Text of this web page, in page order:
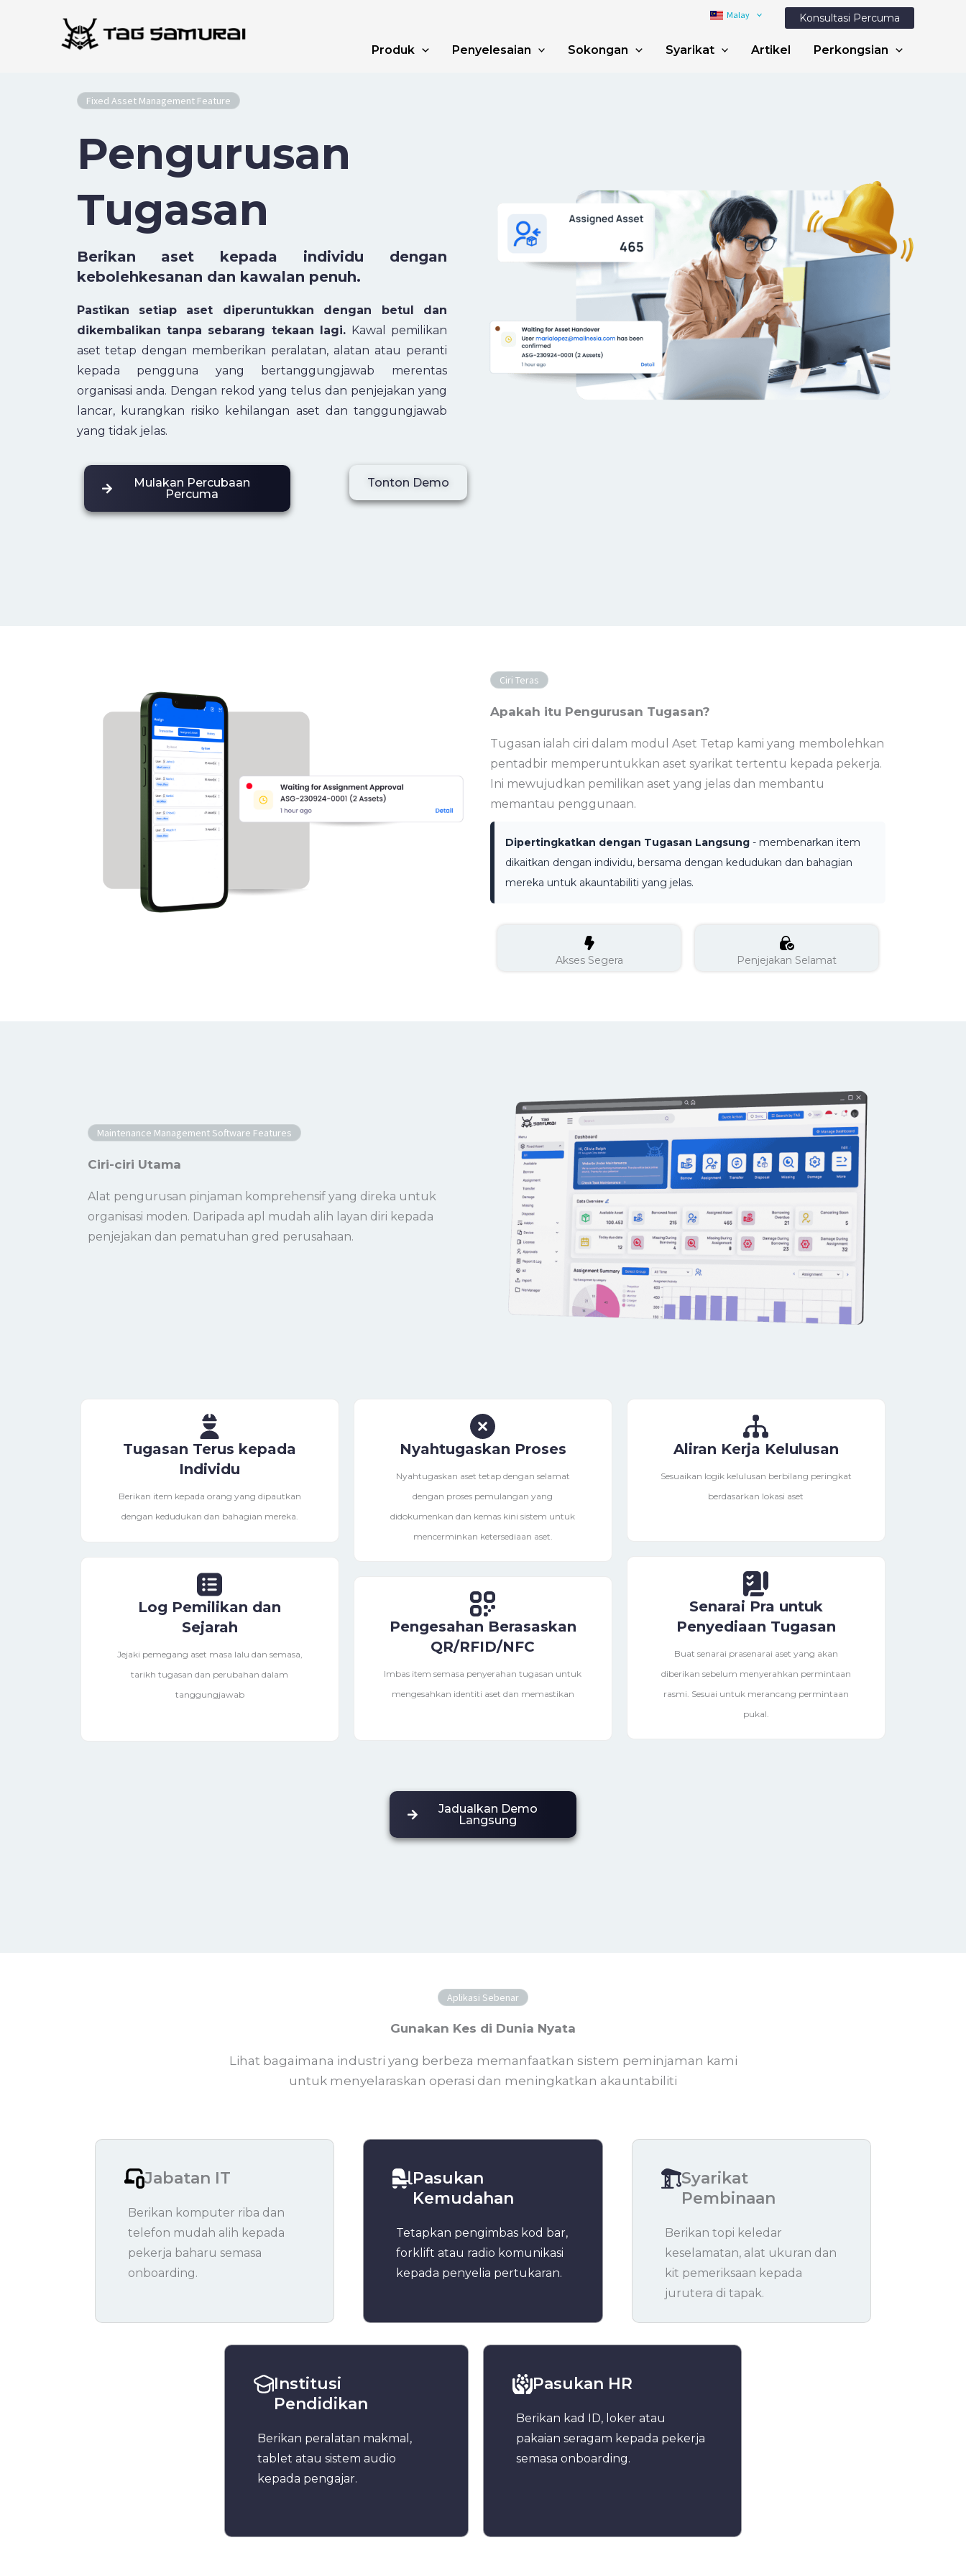
Malay Konsultasi Percuma
Produk Penyelesaian Sokongan Syarikat Artikel Perkongsian
Fixed Asset Management Feature
Pengurusan
Tugasan
Berikan aset kepada individu dengan
kebolehkesanan dan kawalan penuh.
Pastikan setiap aset diperuntukkan dengan betul dan
dikembalikan tanpa sebarang tekaan lagi. Kawal pemilikan
aset tetap dengan memberikan peralatan, alatan atau peranti
kepada pengguna yang bertanggungjawab merentas
organisasi anda. Dengan rekod yang telus dan penjejakan yang
lancar, kurangkan risiko kehilangan aset dan tanggungjawab
yang tidak jelas.
Mulakan Percubaan
Percuma
Tonton Demo
Ciri Teras
Apakah itu Pengurusan Tugasan?
Tugasan ialah ciri dalam modul Aset Tetap kami yang membolehkan
pentadbir memperuntukkan aset syarikat tertentu kepada pekerja.
Ini mewujudkan pemilikan aset yang jelas dan membantu
memantau penggunaan.
Dipertingkatkan dengan Tugasan Langsung - membenarkan item
dikaitkan dengan individu, bersama dengan kedudukan dan bahagian
mereka untuk akauntabiliti yang jelas.
Akses Segera Penjejakan Selamat
Maintenance Management Software Features
Ciri-ciri Utama
Alat pengurusan pinjaman komprehensif yang direka untuk
organisasi moden. Daripada apl mudah alih layan diri kepada
penjejakan dan pematuhan gred perusahaan.
Tugasan Terus kepada
Individu
Berikan item kepada orang yang dipautkan
dengan kedudukan dan bahagian mereka.
Log Pemilikan dan
Sejarah
Jejaki pemegang aset masa lalu dan semasa,
tarikh tugasan dan perubahan dalam
tanggungjawab
Nyahtugaskan Proses
Nyahtugaskan aset tetap dengan selamat
dengan proses pemulangan yang
didokumenkan dan kemas kini sistem untuk
mencerminkan ketersediaan aset.
Pengesahan Berasaskan
QR/RFID/NFC
Imbas item semasa penyerahan tugasan untuk
mengesahkan identiti aset dan memastikan
Jadualkan Demo
Langsung
Aliran Kerja Kelulusan
Sesuaikan logik kelulusan berbilang peringkat
berdasarkan lokasi aset
Senarai Pra untuk
Penyediaan Tugasan
Buat senarai prasenarai aset yang akan
diberikan sebelum menyerahkan permintaan
rasmi. Sesuai untuk merancang permintaan
pukal.
Aplikasi Sebenar
Gunakan Kes di Dunia Nyata
Lihat bagaimana industri yang berbeza memanfaatkan sistem peminjaman kami
untuk menyelaraskan operasi dan meningkatkan akauntabiliti
Jabatan IT
Berikan komputer riba dan
telefon mudah alih kepada
pekerja baharu semasa
onboarding.
Pasukan
Kemudahan
Tetapkan pengimbas kod bar,
forklift atau radio komunikasi
kepada penyelia pertukaran.
Syarikat
Pembinaan
Berikan topi keledar
keselamatan, alat ukuran dan
kit pemeriksaan kepada
jurutera di tapak.
Institusi
Pendidikan
Berikan peralatan makmal,
tablet atau sistem audio
kepada pengajar.
Pasukan HR
Berikan kad ID, loker atau
pakaian seragam kepada pekerja
semasa onboarding.